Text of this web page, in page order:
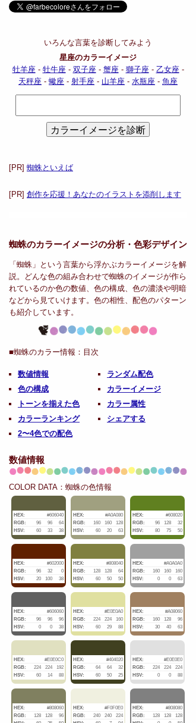
いろんな言葉を診断してみよう
星座のカラーイメージ
牡羊座- 牡牛座- 双子座- 蟹座- 獅子座- 乙女座-
天秤座 - 蠍座 - 射手座 - 山羊座 - 水瓶座 - 魚座
[PR] 蜘蛛といえば
[PR] 創作を応援！あなたのイラストを添削します
蜘蛛のカラーイメージの分析・ 色彩デザイン
「蜘蛛」という言葉から浮かぶカラーイメージを解
説。どんな色の組み合わせで蜘蛛のイメージが作ら
れているのか色の数値、色の構成、色の濃淡や明暗
などから見ていけます。色の相性、配色のパターン
も紹介しています。
■蜘蛛のカラー情報： 目次
数値情報
色の構成
トーンを揃えた色
カラーランキング
2〜4色での配色
ランダム配色
カラーイメージ
カラー属性
シェアする
数値情報
COLOR DATA：蜘蛛の色情報
HEX:
#606040
RGB:
96 96
64
HSV:
60 33 38
HEX:
#A0A080
RGB:
160 160
128
HSV:
60 20 63
HEX:
#608020
RGB:
96 128
32
HSV:
80 75 50
HEX:
#602000
RGB:
96 32
0
HSV:
20 100 38
HEX:
#808040
RGB:
128 128
64
HSV:
60 50 50
HEX:
#A0A0A0
RGB:
160 160
160
HSV:
0 0 63
HEX:
#606060
RGB:
96 96
96
HSV:
0 0 38
HEX:
#E0E0A0
RGB:
224 224
160
HSV:
60 29 88
HEX:
#A08060
RGB:
160 128
96
HSV:
30 40 63
HEX:
#E0E0C0
RGB:
224 224
192
HSV:
60 14 88
HEX:
#404020
RGB:
64 64
32
HSV:
60 50 25
HEX:
#E0E0E0
RGB:
224 224
224
HSV:
0 0 88
HEX:
#808060
RGB:
128 128
96
HEX:
#F0F0E0
RGB:
240 240
224
HEX:
#808080
RGB:
128 128
128